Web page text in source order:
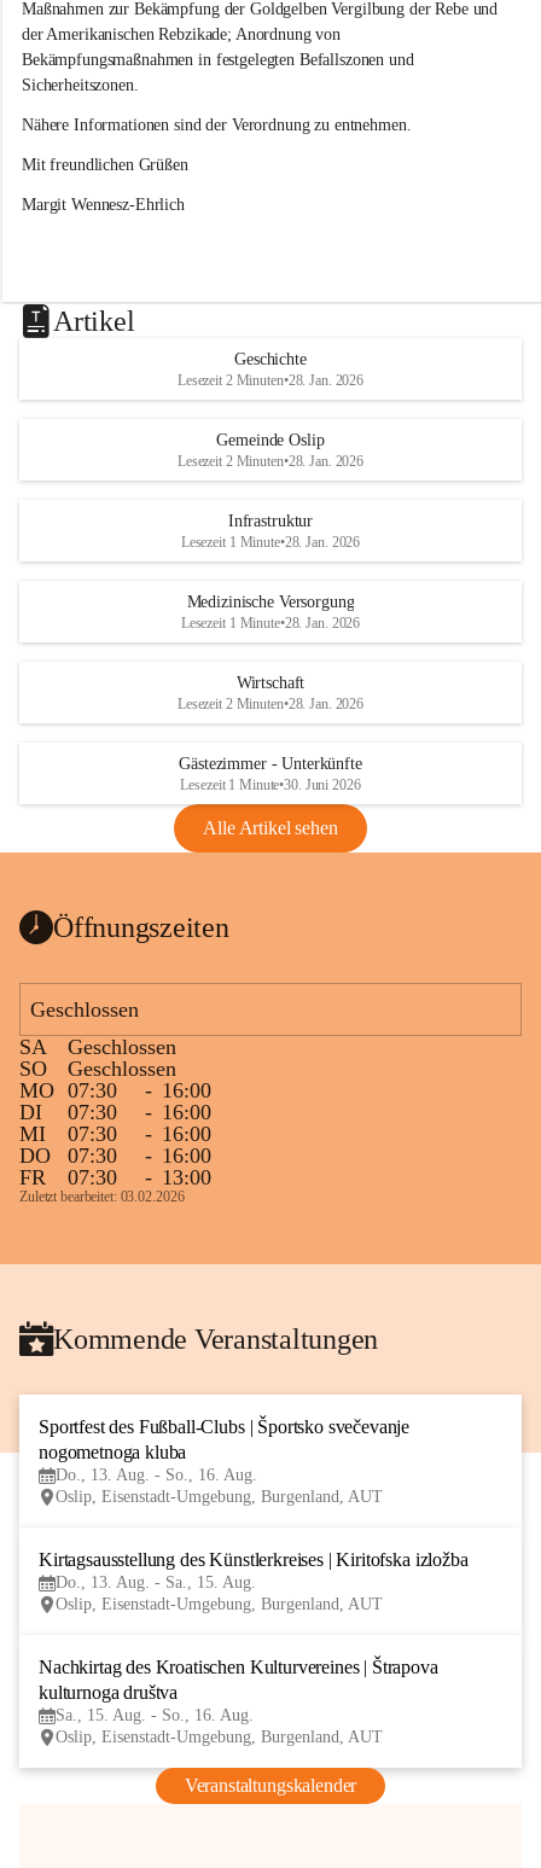
l
i
p
Maßnahmen zur Bekämpfung der Goldgelben Vergilbung der Rebe und
der Amerikanischen Rebzikade; Anordnung von
Bekämpfungsmaßnahmen in festgelegten Befallszonen und
Sicherheitszonen.
Nähere Informationen sind der Verordnung zu entnehmen.
Mit freundlichen Grüßen
Margit Wennesz-Ehrlich
Artikel
Geschichte
Lesezeit 2 Minuten•28. Jan. 2026
Gemeinde Oslip
Lesezeit 2 Minuten•28. Jan. 2026
Infrastruktur
Lesezeit 1 Minute•28. Jan. 2026
Medizinische Versorgung
Lesezeit 1 Minute•28. Jan. 2026
Wirtschaft
Lesezeit 2 Minuten•28. Jan. 2026
Gästezimmer - Unterkünfte
Lesezeit 1 Minute•30. Juni 2026
Alle Artikel sehen
Öffnungszeiten
Geschlossen
SA
Geschlossen
SO
Geschlossen
MO 07:30 - 16:00
DI
07:30 - 16:00
MI
07:30 - 16:00
DO
07:30 - 16:00
FR
07:30 - 13:00
Zuletzt bearbeitet: 03.02.2026
Kommende Veranstaltungen
Sportfest des Fußball-Clubs | Športsko svečevanje
nogometnoga kluba
Do., 13. Aug. - So., 16. Aug.
Oslip, Eisenstadt-Umgebung, Burgenland, AUT
Kirtagsausstellung des Künstlerkreises | Kiritofska izložba
Do., 13. Aug. - Sa., 15. Aug.
Oslip, Eisenstadt-Umgebung, Burgenland, AUT
Nachkirtag des Kroatischen Kulturvereines | Štrapova
kulturnoga društva
Sa., 15. Aug. - So., 16. Aug.
Oslip, Eisenstadt-Umgebung, Burgenland, AUT
Veranstaltungskalender